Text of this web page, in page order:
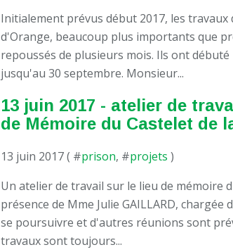
Initialement prévus début 2017, les travaux
d'Orange, beaucoup plus importants que
repoussés de plusieurs mois. Ils ont
jusqu'au 30 septembre. Monsieur...
13 juin 2017 - atelier de
de Mémoire du Castelet de
13 juin 2017 ( #prison, #projets )
Un atelier de travail sur le lieu de mémoire
présence de Mme Julie GAILLARD,
se poursuivre et d'autres réunions sont
travaux sont toujours...